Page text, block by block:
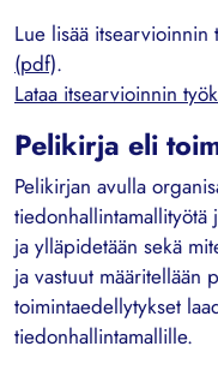
Lue lisää itsearvioinnin
(pdf).
Lataa itsearvioinnin
Pelikirja eli
Pelikirjan avulla
ja ylläpidetään sekä
ja vastuut määritellään
toimintaedellytykset
tiedonhallintamallille.